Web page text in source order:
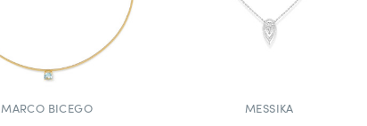
MARCO BICEGO MESSIKA